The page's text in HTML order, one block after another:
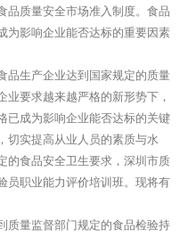
品质量安全市场准入制度。食品
为影响企业能否达标的重要因素
品生产企业达到国家规定的质量
要求越来越严格的新形势下，
已成为影响企业能否达标的关键
切实提高从业人员的素质与水
的食品安全卫生要求，深圳市质
员职业能力评价培训班。现将有
质量监督部门规定的食品检验持